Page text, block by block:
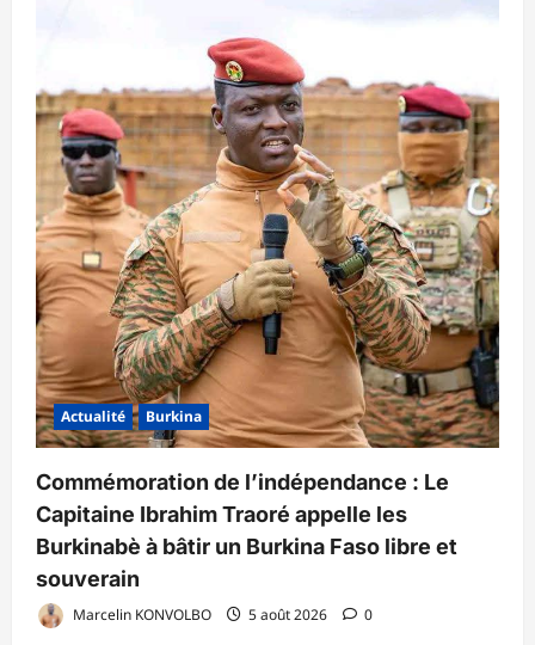
Actualité Burkina
Commémoration de l’indépendance : Le
Capitaine Ibrahim Traoré appelle les
Burkinabè à bâtir un Burkina Faso libre et
souverain
Marcelin KONVOLBO 5 août 2026 0